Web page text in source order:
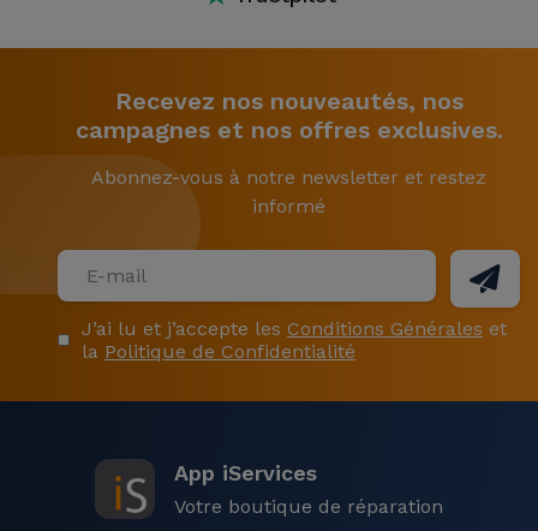
Recevez nos nouveautés, nos
campagnes et nos offres exclusives.
Abonnez-vous à notre newsletter et restez
informé
J’ai lu et j’accepte les Conditions Générales et
la Politique de Confidentialité
App iServices
Votre boutique de réparation